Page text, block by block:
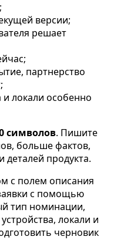
версии;
решает
партнерство
и локали особенно
символов. Пишите
больше фактов,
деталей продукта.
с полем описания
с помощью
тип номинации,
локали и
черновик